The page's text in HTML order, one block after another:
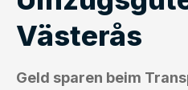
Västerås
Geld sparen beim